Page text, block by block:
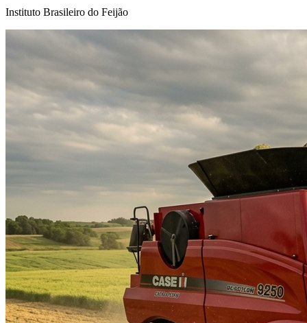
Instituto Brasileiro do Feijão